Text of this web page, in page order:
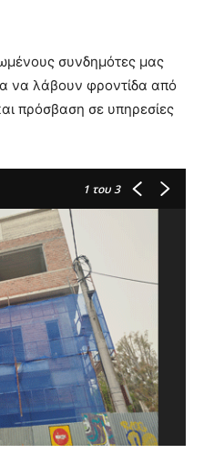
συνδημότες μας
να λάβουν φροντίδα από
πρόσβαση σε υπηρεσίες
1 του 3